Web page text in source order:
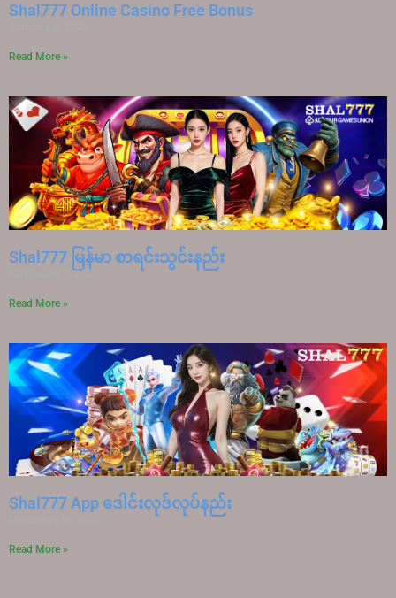
Shal777 Online Casino Free Bonus
Read More »
Shal777 မြန်မာ စာရင်းသွင်းနည်း
November 7, 2025
Read More »
Shal777 App ‌‌ဒေါင်းလုဒ်လုပ်နည်း
Read More »